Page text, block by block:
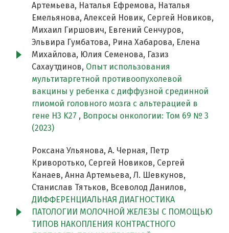
Артемьева, Наталья Ефремова, Наталья
Емельянова, Алексей Новик, Сергей Новиков,
Михаил Гиршович, Евгений Сенчуров,
Эльвира Гумбатова, Рина Хабарова, Елена
Михайлова, Юлия Семенова, Газиз
Сахаутдинов, Опыт использования
мультитаргетной противоопухолевой
вакцины у ребенка с диффузной срединной
глиомой головного мозга с альтерацией в
гене H3 K27 , Вопросы онкологии: Том 69 № 3
(2023)
Роксана Ульянова, А. Черная, Петр
Криворотько, Сергей Новиков, Сергей
Канаев, Анна Артемьева, Л. Шевкунов,
Станислав Тятьков, Всеволод Данилов,
ДИФФЕРЕНЦИАЛЬНАЯ ДИАГНОСТИКА
ПАТОЛОГИИ МОЛОЧНОЙ ЖЕЛЕЗЫ С ПОМОЩЬЮ
ТИПОВ НАКОПЛЕНИЯ КОНТРАСТНОГО